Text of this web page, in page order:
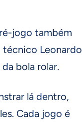
jogo também
Leonardo
bola rolar.
lá dentro,
Cada jogo é